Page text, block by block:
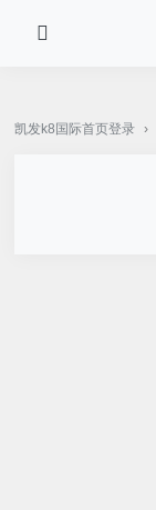
凯发k8国际首页登录 ›